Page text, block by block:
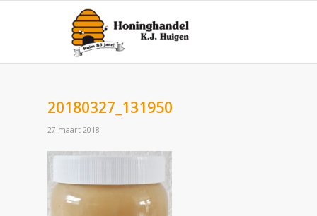
20180327_131950
27 maart 2018